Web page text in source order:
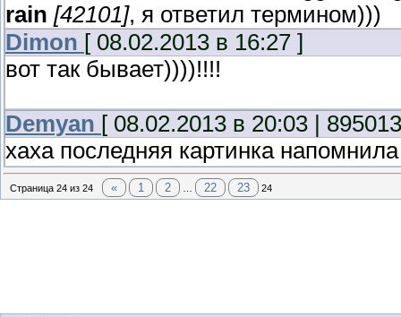
rain [42101], я ответил термином)))
Dimon [ 08.02.2013 в 16:27 ]
вот так бывает))))!!!!
Demyan [ 08.02.2013 в 20:03 |
хаха последняя картинка
Страница 24 из 24 « 1 2 22 23 24